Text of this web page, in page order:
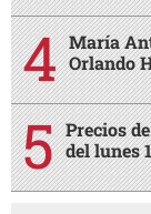
María
Orlando
Precios
del lunes